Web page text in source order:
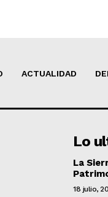
ACTUALIDAD
Lo
La
18 julio,